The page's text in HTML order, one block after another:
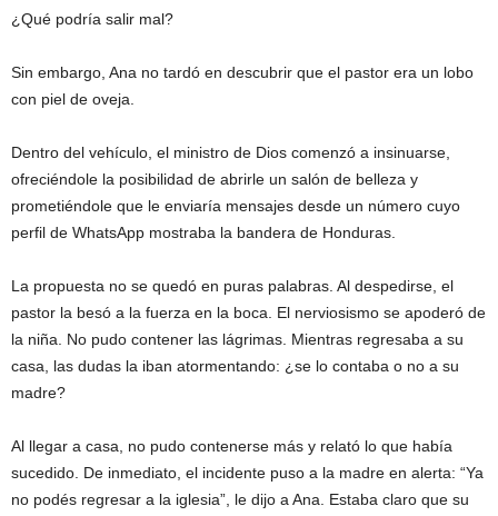
¿Qué podría salir mal?
Sin embargo, Ana no tardó en descubrir que el pastor era un lobo
con piel de oveja.
Dentro del vehículo, el ministro de Dios comenzó a insinuarse,
ofreciéndole la posibilidad de abrirle un salón de belleza y
prometiéndole que le enviaría mensajes desde un número cuyo
perfil de WhatsApp mostraba la bandera de Honduras.
La propuesta no se quedó en puras palabras. Al despedirse, el
pastor la besó a la fuerza en la boca. El nerviosismo se apoderó de
la niña. No pudo contener las lágrimas. Mientras regresaba a su
casa, las dudas la iban atormentando: ¿se lo contaba o no a su
madre?
Al llegar a casa, no pudo contenerse más y relató lo que había
sucedido. De inmediato, el incidente puso a la madre en alerta: “Ya
no podés regresar a la iglesia”, le dijo a Ana. Estaba claro que su